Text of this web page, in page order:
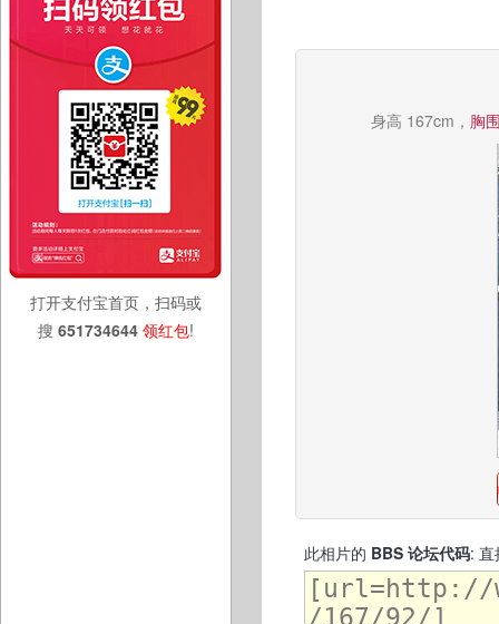
打开支付宝首页，扫码或
搜 651734644 领红包!
身高 167cm， 胸
此相片的 BBS 论坛代码: 直